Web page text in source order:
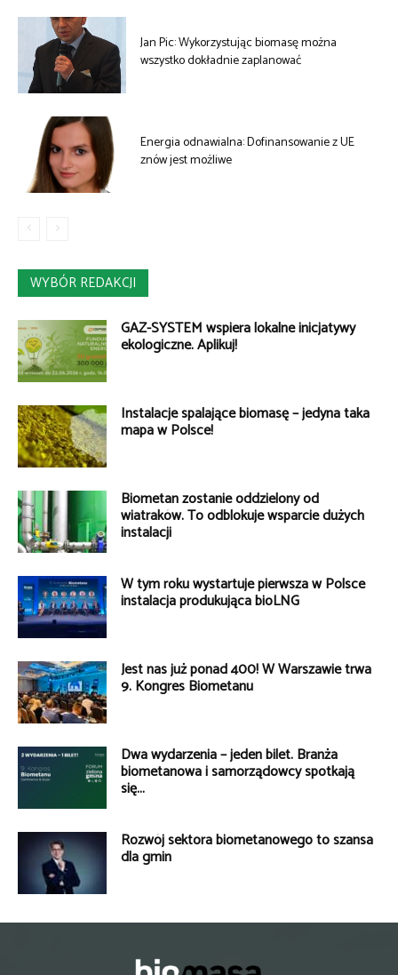
Jan Pic: Wykorzystując biomasę można
wszystko dokładnie zaplanować
Energia odnawialna: Dofinansowanie z UE
znów jest możliwe
WYBÓR REDAKCJI
GAZ-SYSTEM wspiera lokalne inicjatywy
ekologiczne. Aplikuj!
Instalacje spalające biomasę – jedyna taka
mapa w Polsce!
Biometan zostanie oddzielony od
wiatraków. To odblokuje wsparcie dużych
instalacji
W tym roku wystartuje pierwsza w Polsce
instalacja produkująca bioLNG
Jest nas już ponad 400! W Warszawie trwa
9. Kongres Biometanu
Dwa wydarzenia – jeden bilet. Branża
biometanowa i samorządowcy spotkają
się...
Rozwój sektora biometanowego to szansa
dla gmin